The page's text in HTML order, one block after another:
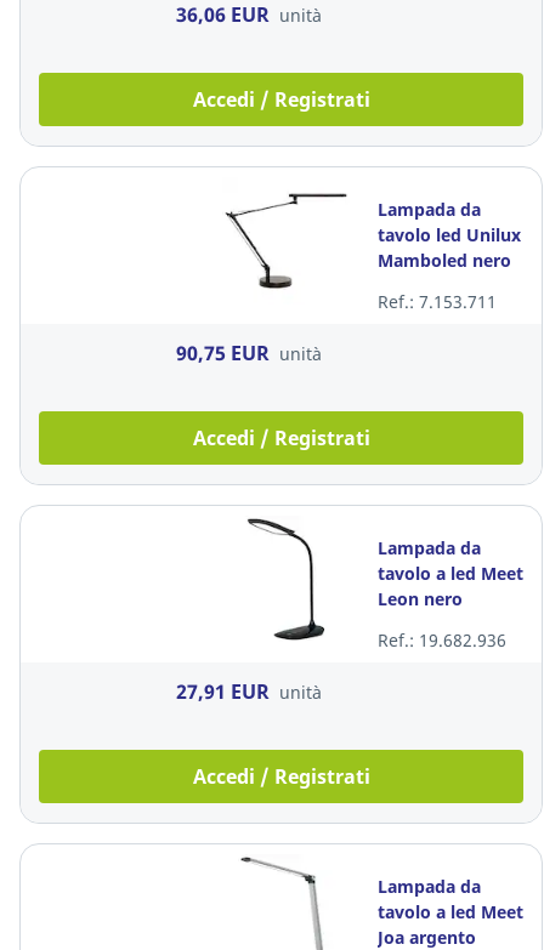
36,06 EUR unità
Accedi / Registrati
Lampada da
tavolo led Unilux
Mamboled nero
Ref.: 7.153.711
90,75 EUR unità
Accedi / Registrati
Lampada da
tavolo a led Meet
Leon nero
Ref.: 19.682.936
27,91 EUR unità
Accedi / Registrati
Lampada da
tavolo a led Meet
Joa argento